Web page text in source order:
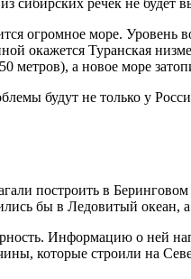
сибирских речек не
огромное море.
окажется Туранская
метров), а новое море
будут не только у
построить в
бы в Ледовитый океан,
Информацию о ней
которые строили на